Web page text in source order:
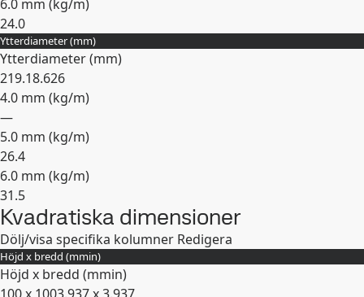
6.0 mm (kg/m)
24.0
Expandera
Ytterdiameter (mm)
Ytterdiameter (mm)
219.18.626
4.0 mm (kg/m)
—
5.0 mm (kg/m)
26.4
6.0 mm (kg/m)
31.5
Expandera
Kvadratiska dimensioner
Dölj/visa specifika kolumner Redigera
Höjd x bredd (mmin)
Höjd x bredd (mmin)